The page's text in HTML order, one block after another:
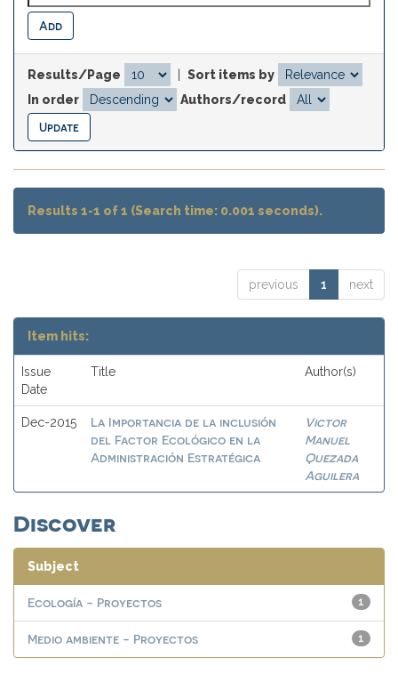
Results/Page
Sort items by
In order
Authors/record
Results 1-1 of 1 (Search time: 0.001 seconds).
previous 1 next
Item hits:
Issue
Date
Title Author(s)
Dec-2015
La Importancia de la inclusión
del Factor Ecológico en la
Administración Estratégica
Victor
Manuel
Quezada
Aguilera
Discover
Subject
1
Ecología - Proyectos
1
Medio ambiente - Proyectos